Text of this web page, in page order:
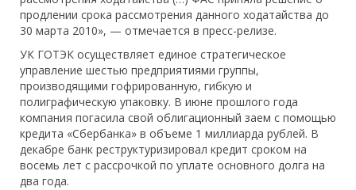
продлении срока рассмотрения данного ходатайства до
30 марта 2010», — отмечается в пресс-релизе.
УК ГОТЭК осуществляет единое стратегическое
управление шестью предприятиями группы,
производящими гофрированную, гибкую и
полиграфическую упаковку. В июне прошлого года
компания погасила свой облигационный заем с помощью
кредита «Сбербанка» в объеме 1 миллиарда рублей. В
декабре банк реструктуризировал кредит сроком на
восемь лет с рассрочкой по уплате основного долга на
два года.